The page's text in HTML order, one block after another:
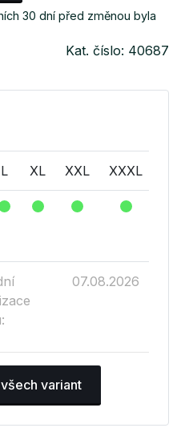
30 dní před změnou byla
Kat. číslo: 40687
L XL XXL XXXL
07.08.2026
variant